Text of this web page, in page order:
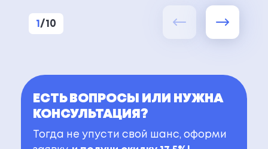
1 / 10
ЕСТЬ ВОПРОСЫ ИЛИ НУЖНА
КОНСУЛЬТАЦИЯ?
Тогда не упусти свой шанс, оформи